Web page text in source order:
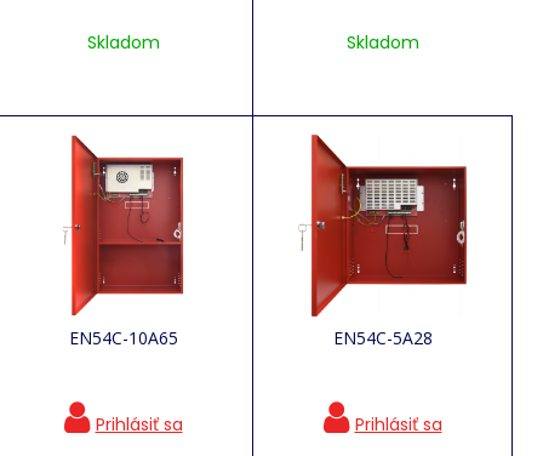
Skladom Skladom
EN54C-10A65 EN54C-5A28